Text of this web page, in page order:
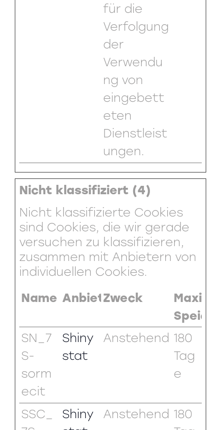
für die
Verfolgung
der
Verwendu
ng von
eingebett
eten
Dienstleist
ungen.
Nicht klassifiziert (4)
Nicht klassifizierte Cookies
sind Cookies, die wir gerade
versuchen zu klassifizieren,
zusammen mit Anbietern von
individuellen Cookies.
Name AnbieterZweck
SN_7
S-
sorm
ecit
Shiny
stat
Anstehend 180
Tag
e
SSC_
Shiny
Anstehend 180